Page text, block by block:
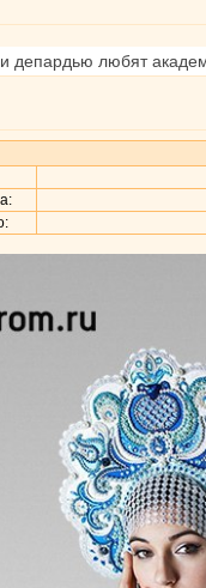
депардью любят